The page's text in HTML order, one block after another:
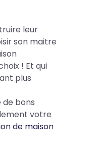
leur
son maitre
! Et qui
plus
de bons
votre
de maison